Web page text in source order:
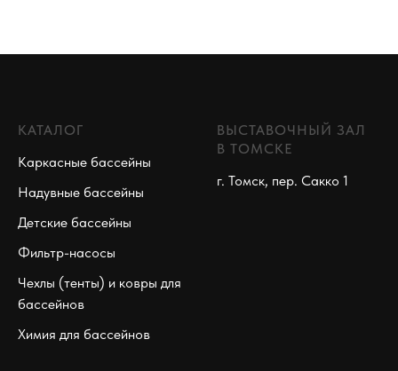
КАТАЛОГ
Каркасные бассейны
Надувные бассейны
Детские бассейны
Фильтр-насосы
Чехлы (тенты) и ковры для
бассейнов
Химия для бассейнов
ВЫСТАВОЧНЫЙ ЗАЛ
В ТОМСКЕ
г. Томск, пер. Сакко 1